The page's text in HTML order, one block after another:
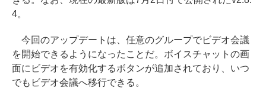
4。
今回のアップデートは、任意のグループでビデオ会議
を開始できるようになったことだ。ボイスチャットの画
面にビデオを有効化するボタンが追加されており、いつ
でもビデオ会議へ移行できる。